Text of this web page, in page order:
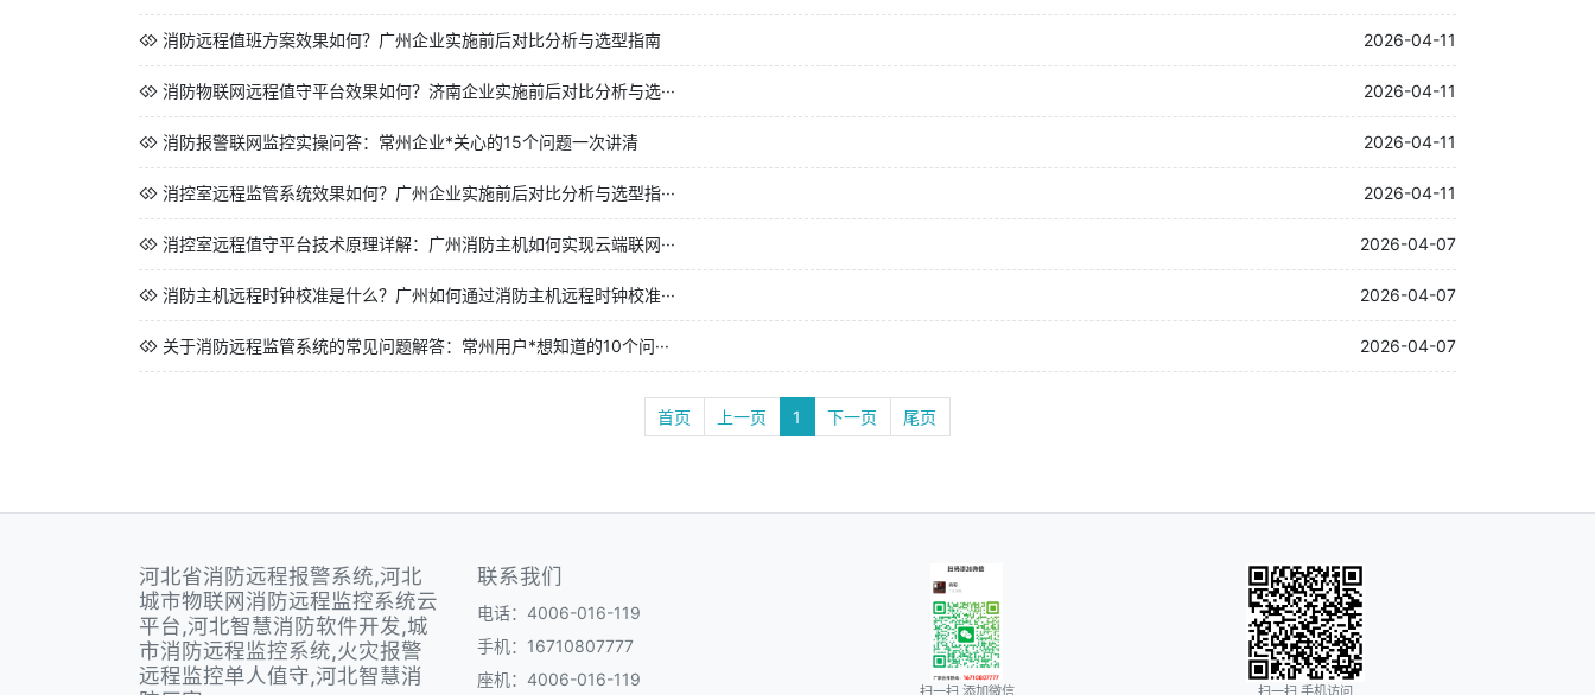
消防远程值班方案效果如何？广州企业实施前后对比分析与选型指南 2026-04-11
消防物联网远程值守平台效果如何？济南企业实施前后对比分析与选··· 2026-04-11
消防报警联网监控实操问答：常州企业*关心的15个问题一次讲清 2026-04-11
消控室远程监管系统效果如何？广州企业实施前后对比分析与选型指··· 2026-04-11
消控室远程值守平台技术原理详解：广州消防主机如何实现云端联网··· 2026-04-07
消防主机远程时钟校准是什么？广州如何通过消防主机远程时钟校准··· 2026-04-07
关于消防远程监管系统的常见问题解答：常州用户*想知道的10个问··· 2026-04-07
首页 上一页 1 下一页 尾页
河北省消防远程报警系统,河北
城市物联网消防远程监控系统云
平台,河北智慧消防软件开发,城
市消防远程监控系统,火灾报警
远程监控单人值守,河北智慧消
联系我们
电话：4006-016-119
手机：16710807777
座机：4006-016-119
扫一扫 添加微信 扫一扫 手机访问